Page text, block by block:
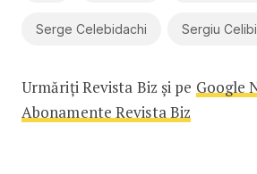
Serge Celebidachi Sergiu
Urmăriți Revista Biz și pe Google
Abonamente Revista Biz